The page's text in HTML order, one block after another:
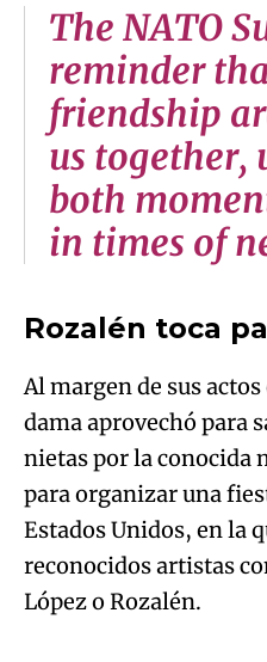
The NATO
reminder
friendship
us together,
both
in times of
Rozalén toca
Al margen de sus
dama aprovechó para
nietas por la conocida
para organizar una
Estados Unidos, en la
reconocidos artistas
López o Rozalén.